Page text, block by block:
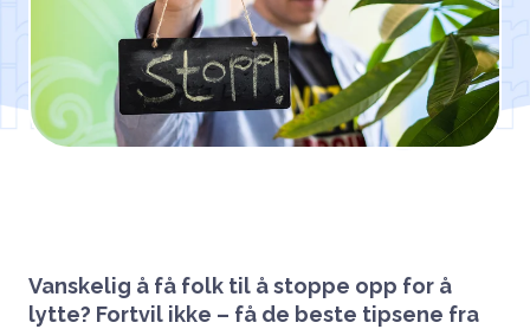
Vanskelig å få folk til å stoppe opp for å
lytte? Fortvil ikke – få de beste tipsene fra